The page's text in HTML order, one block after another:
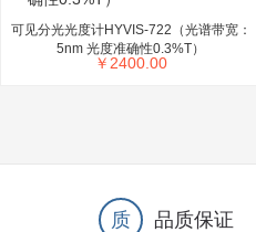
可见分光光度计HYVIS-722（光谱带宽：
5nm 光度准确性0.3%T）
￥ 2400.00
质 品质保证